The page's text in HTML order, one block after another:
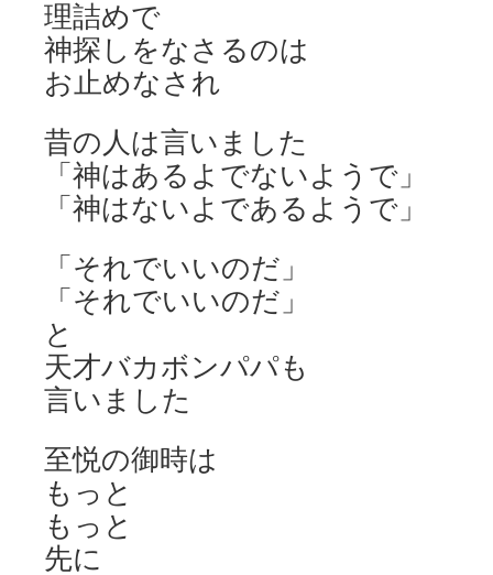
理詰めで
神探しをなさるのは
お止めなされ
昔の人は言いました
「神はあるよでないようで」
「神はないよであるようで」
「それでいいのだ」
「それでいいのだ」
と
天才バカボンパパも
言いました
至悦の御時は
もっと
もっと
先に